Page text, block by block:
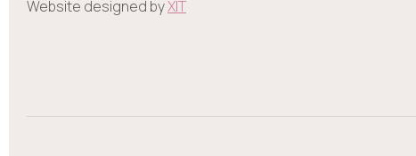
Website designed byXIT